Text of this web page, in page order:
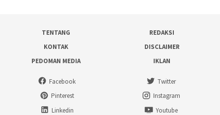
TENTANG
REDAKSI
KONTAK
DISCLAIMER
PEDOMAN MEDIA
IKLAN
Facebook
Twitter
Pinterest
Instagram
Linkedin
Youtube